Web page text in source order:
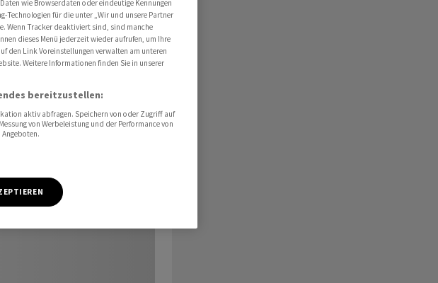
wie Browserdaten oder eindeutige Kennungen
Technologien für die unter „Wir und unsere Partner
Wenn Tracker deaktiviert sind, sind manche
dieses Menü jederzeit wieder aufrufen, um Ihre
den Link Voreinstellungen verwalten am unteren
Weitere Informationen finden Sie in unserer
bereitzustellen:
aktiv abfragen. Speichern von oder Zugriff auf
von Werbeleistung und der Performance von